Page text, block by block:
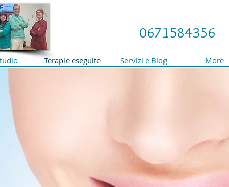
0671584356
Terapie eseguite Servizi e Blog More